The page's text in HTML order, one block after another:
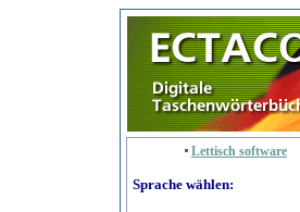
Lettisch software
Sprache wählen: